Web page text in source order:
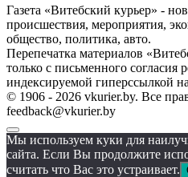
Газета «Витебский курьер» -
происшествия, мероприятия,
общество, политика, авто.
Перепечатка материалов
только с письменного согласия
индексируемой гиперссылкой
© 1906 - 2026 vkurier.by. Все
feedback@vkurier.by
Мы используем куки для
сайта. Если Вы продолжите
считать что Вас это устраивает.